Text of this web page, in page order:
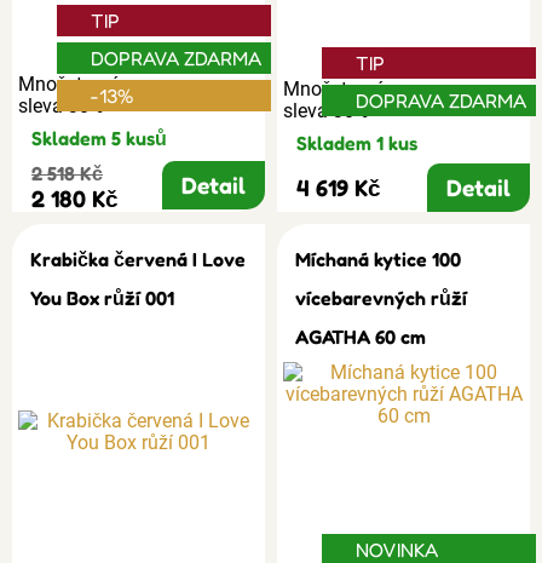
Množstevní
sleva 30%
TIP
DOPRAVA ZDARMA
-13%
Skladem 5 kusů
2 518 Kč
2 180 Kč Detail
Množstevní
sleva 30%
TIP
DOPRAVA ZDARMA
Skladem 1 kus
4 619 Kč Detail
Krabička červená I Love
You Box růží 001
Míchaná kytice 100
vícebarevných růží
AGATHA 60 cm
NOVINKA